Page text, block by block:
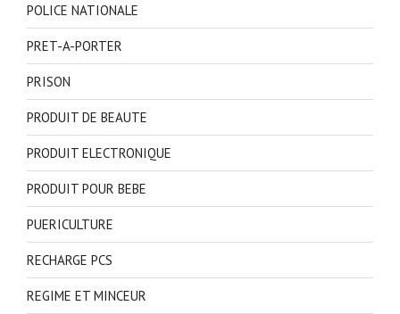
POLICE NATIONALE
PRET-A-PORTER
PRISON
PRODUIT DE BEAUTE
PRODUIT ELECTRONIQUE
PRODUIT POUR BEBE
PUERICULTURE
RECHARGE PCS
REGIME ET MINCEUR